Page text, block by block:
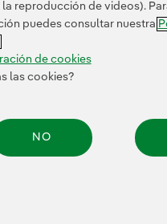
reproducción de videos).
puedes consultar nuestra
de cookies
las cookies?
NO